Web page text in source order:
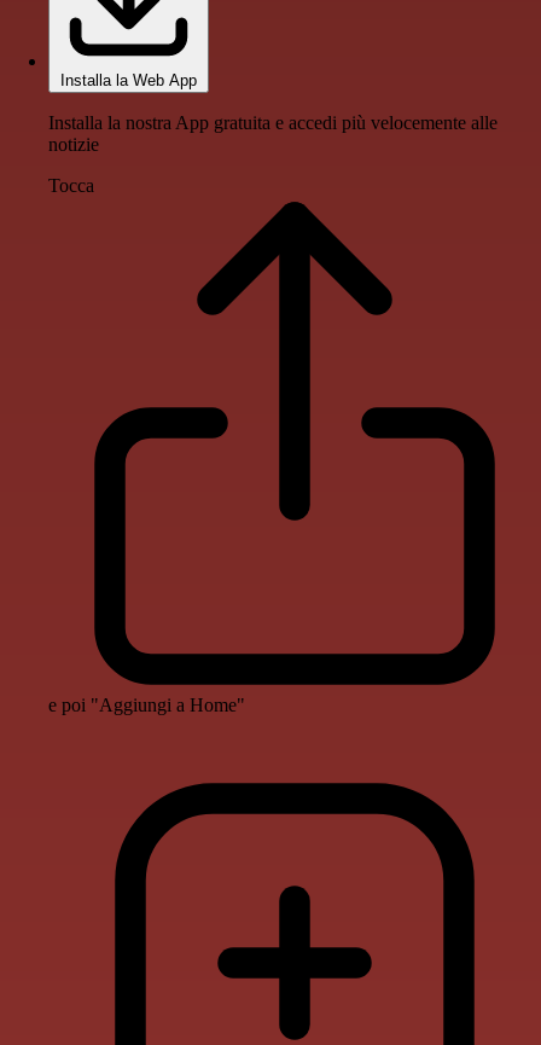
Installa la Web App
Installa la nostra App gratuita e accedi più velocemente alle
notizie
Tocca
e poi "Aggiungi a Home"